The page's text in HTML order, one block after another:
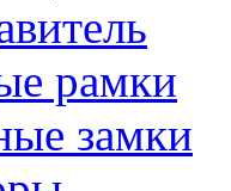
рамки
замки